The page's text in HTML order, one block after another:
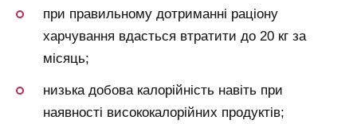
при правильному дотриманні раціону
харчування вдасться втратити до 20 кг за
місяць;
низька добова калорійність навіть при
наявності висококалорійних продуктів;